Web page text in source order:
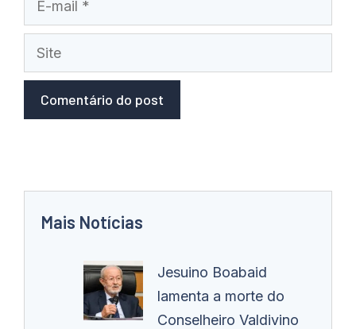
mail
Site
Mais Notícias
Jesuino Boabaid
lamenta a morte do
Conselheiro Valdivino